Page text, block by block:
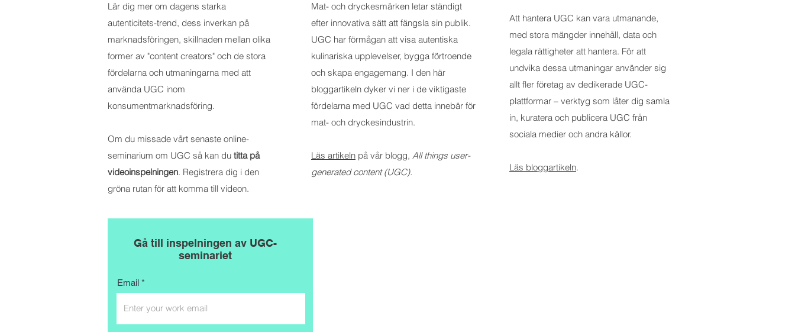
Lär dig mer om dagens starka
autenticitets-trend, dess inverkan på
marknadsföringen, skillnaden mellan olika
former av "content creators" och de stora
fördelarna och utmaningarna med att
använda UGC inom
konsumentmarknadsföring.
Om du missade vårt senaste online-
seminarium om UGC så kan du titta på
videoinspelningen. Registrera dig i den
gröna rutan för att komma till videon.
Mat- och dryckesmärken letar ständigt
efter innovativa sätt att fängsla sin publik.
UGC har förmågan att visa autentiska
kulinariska upplevelser, bygga förtroende
och skapa engagemang. I den här
bloggartikeln dyker vi ner i de viktigaste
fördelarna med UGC vad detta innebär för
mat- och dryckesindustrin.
Läs artikeln på vår blogg, All things user-
generated content (UGC).
Att hantera UGC kan vara utmanande,
med stora mängder innehåll, data och
legala rättigheter att hantera. För att
undvika dessa utmaningar använder sig
allt fler företag av dedikerade UGC-
plattformar – verktyg som låter dig samla
in, kuratera och publicera UGC från
sociala medier och andra källor.
Läs bloggartikeln.
Gå till inspelningen av UGC-
seminariet
Email